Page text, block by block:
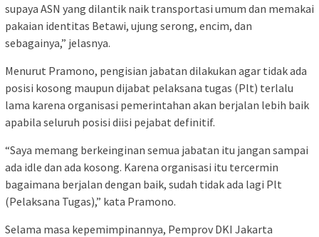
supaya ASN yang dilantik naik transportasi umum dan memakai
pakaian identitas Betawi, ujung serong, encim, dan
sebagainya,” jelasnya.
Menurut Pramono, pengisian jabatan dilakukan agar tidak ada
posisi kosong maupun dijabat pelaksana tugas (Plt) terlalu
lama karena organisasi pemerintahan akan berjalan lebih baik
apabila seluruh posisi diisi pejabat definitif.
“Saya memang berkeinginan semua jabatan itu jangan sampai
ada idle dan ada kosong. Karena organisasi itu tercermin
bagaimana berjalan dengan baik, sudah tidak ada lagi Plt
(Pelaksana Tugas),” kata Pramono.
Selama masa kepemimpinannya, Pemprov DKI Jakarta